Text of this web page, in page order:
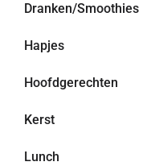
Dranken/Smoothies
Hapjes
Hoofdgerechten
Kerst
Lunch